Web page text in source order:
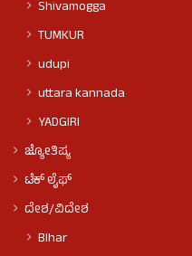
Shivamogga
TUMKUR
udupi
uttara kannada
YADGIRI
ಜ್ಯೋತಿಷ್ಯ
ಟೆಕ್ ಲೈಫ್
ದೇಶ/ವಿದೇಶ
BIhar